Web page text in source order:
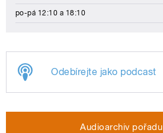
po-pá 12:10 a 18:10
Odebírejte jako podcast
Audioarchiv pořadu